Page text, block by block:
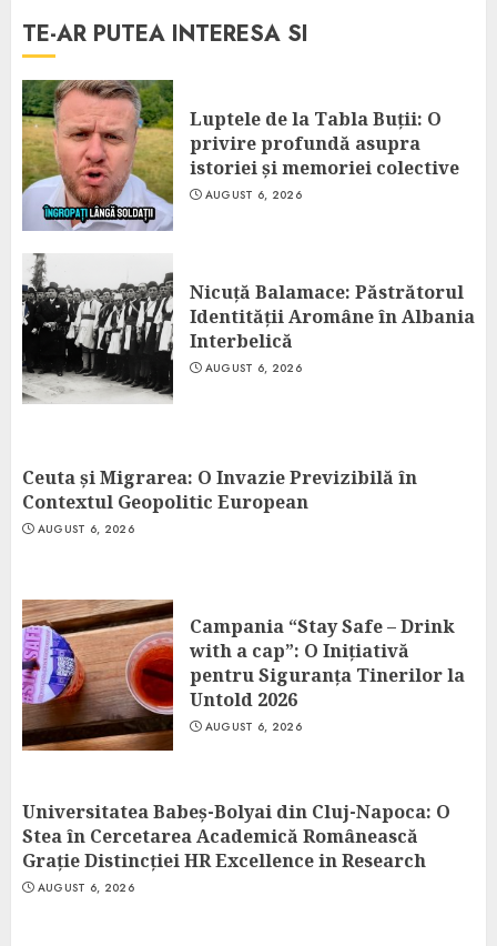
TE-AR PUTEA INTERESA SI
Luptele de la Tabla Buții: O
privire profundă asupra
istoriei și memoriei colective
AUGUST 6, 2026
Nicuță Balamace: Păstrătorul
Identității Aromâne în Albania
Interbelică
AUGUST 6, 2026
Ceuta și Migrarea: O Invazie Previzibilă în
Contextul Geopolitic European
AUGUST 6, 2026
Campania “Stay Safe – Drink
with a cap”: O Inițiativă
pentru Siguranța Tinerilor la
Untold 2026
AUGUST 6, 2026
Universitatea Babeș-Bolyai din Cluj-Napoca: O
Stea în Cercetarea Academică Românească
Grație Distincției HR Excellence in Research
AUGUST 6, 2026